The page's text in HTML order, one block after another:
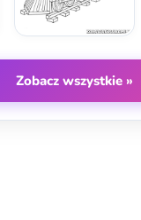
Zobacz wszystkie »